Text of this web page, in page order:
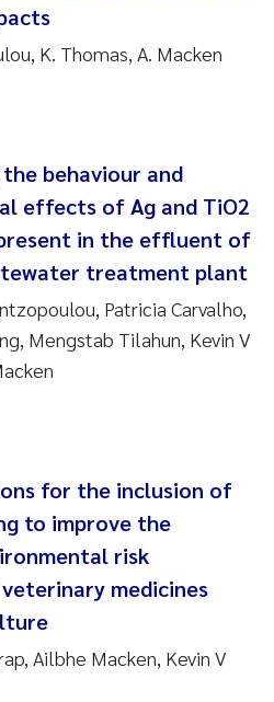
K. Thomas, A. Macken
behaviour and
effects of Ag and TiO2
in the effluent of
treatment plant
Patricia Carvalho,
Mengstab Tilahun, Kevin V
for the inclusion of
to improve the
risk
medicines
Ailbhe Macken, Kevin V